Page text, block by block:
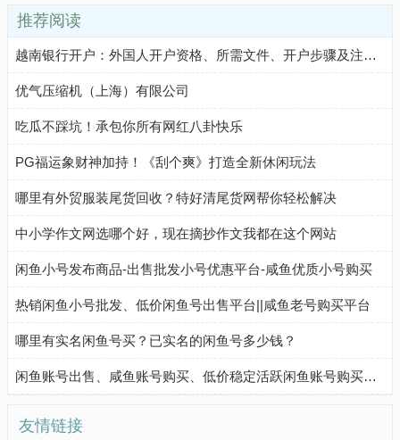
推荐阅读
越南银行开户：外国人开户资格、所需文件、开户步骤及注意事项
优气压缩机（上海）有限公司
吃瓜不踩坑！承包你所有网红八卦快乐
PG福运象财神加持！《刮个爽》打造全新休闲玩法
哪里有外贸服装尾货回收？特好清尾货网帮你轻松解决
中小学作文网选哪个好，现在摘抄作文我都在这个网站
闲鱼小号发布商品-出售批发小号优惠平台-咸鱼优质小号购买
热销闲鱼小号批发、低价闲鱼号出售平台||咸鱼老号购买平台
哪里有实名闲鱼号买？已实名的闲鱼号多少钱？
闲鱼账号出售、咸鱼账号购买、低价稳定活跃闲鱼账号购买流程
友情链接